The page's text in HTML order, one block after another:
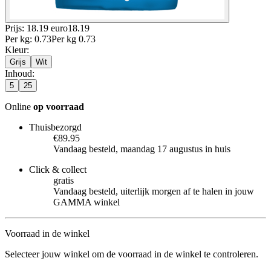
Prijs: 18.19 euro18.19
Per kg: 0.73Per kg 0.73
Kleur:
Grijs Wit
Inhoud:
5 25
Online op voorraad
Thuisbezorgd
€89.95
Vandaag besteld, maandag 17 augustus in huis
Click & collect
gratis
Vandaag besteld, uiterlijk morgen af te halen in jouw
GAMMA winkel
Voorraad in de winkel
Selecteer jouw winkel om de voorraad in de winkel te controleren.